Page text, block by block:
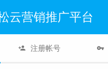
云营销推广平台
注册帐号